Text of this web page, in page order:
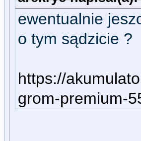
ewentualnie
o tym sądzicie ?
https://
grom-premium-